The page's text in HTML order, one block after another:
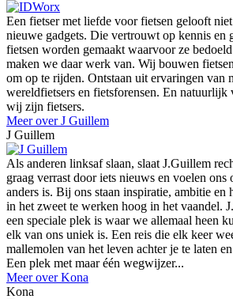
Een fietser met liefde voor fietsen gelooft
nieuwe gadgets. Die vertrouwt op kennis en
fietsen worden gemaakt waarvoor ze
maken we daar werk van. Wij bouwen
om op te rijden. Ontstaan uit ervaringen van
wereldfietsers en fietsforensen. En natuurlijk
wij zijn fietsers.
Meer over J Guillem
J Guillem
Als anderen linksaf slaan, slaat J.Guillem
graag verrast door iets nieuws en voelen
anders is. Bij ons staan inspiratie, ambitie en
in het zweet te werken hoog in het vaandel.
een speciale plek is waar we allemaal heen
elk van ons uniek is. Een reis die elk keer
mallemolen van het leven achter je te laten
Een plek met maar één wegwijzer...
Meer over Kona
Kona